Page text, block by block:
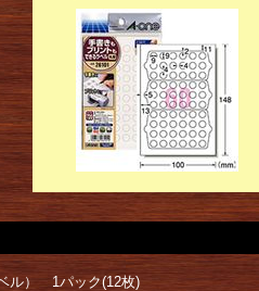
ル） 1パック(12枚)